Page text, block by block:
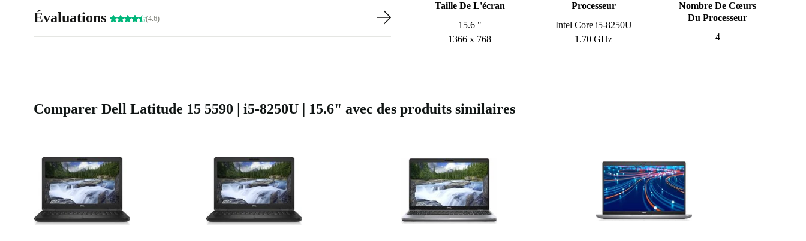
Taille De L'écran
15.6 "
1366 x 768
Processeur
Intel Core i5-8250U
1.70 GHz
Nombre De Cœurs
Du Processeur
4
Évaluations (4.6)
Comparer Dell Latitude 15 5590 | i5-8250U | 15.6" avec des produits similaires